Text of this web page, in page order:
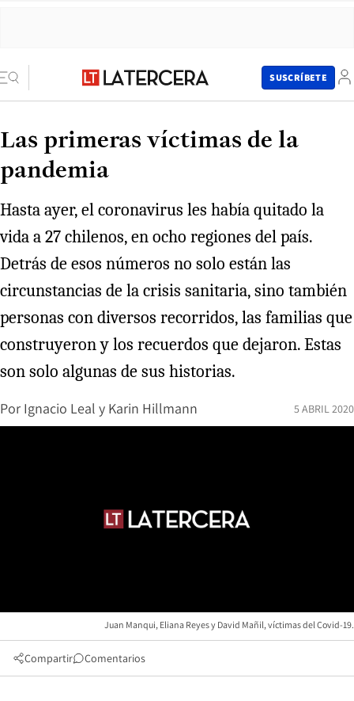
SUSCRÍBETE
Las primeras víctimas de la
pandemia
Hasta ayer, el coronavirus les había quitado la
vida a 27 chilenos, en ocho regiones del país.
Detrás de esos números no solo están las
circunstancias de la crisis sanitaria, sino también
personas con diversos recorridos, las familias que
construyeron y los recuerdos que dejaron. Estas
son solo algunas de sus historias.
Por Ignacio Leal y Karin Hillmann 5 ABRIL 2020
Juan Manqui, Eliana Reyes y David Mañil, víctimas del Covid-19.
Compartir Comentarios